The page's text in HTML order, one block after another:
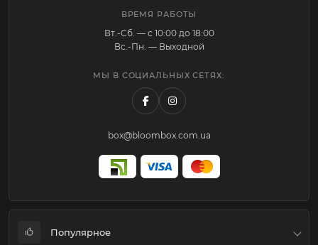
ВРЕМЯ РАБОТЫ
Вт.-Cб. — с 10:00 до 18:00
Вс.-Пн. — Выходной
МЫ В СОЦИАЛЬНЫХ СЕТЯХ:
box@bloombox.com.ua
Популярное